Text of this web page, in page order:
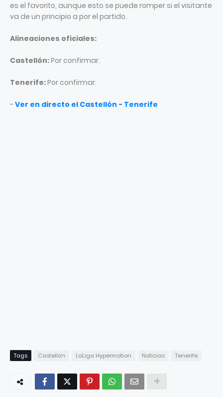
es el favorito, aunque esto se puede romper si el visitante
va de un principio a por el partido.
Alineaciones oficiales:
Castellón:Por confirmar.
Tenerife:Por confirmar.
- Ver en directo el Castellón - Tenerife
Tags Castellón LaLiga Hypermotion Noticias Tenerife